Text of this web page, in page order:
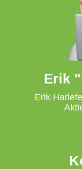
Erik
Erik